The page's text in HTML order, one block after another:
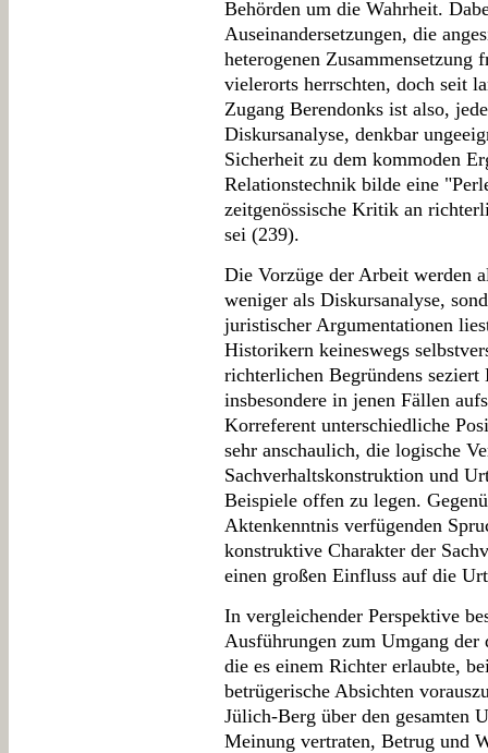
Behörden um die Wahrheit.
Auseinandersetzungen, die
heterogenen
vielerorts herrschten, doch seit
Zugang Berendonks ist also,
Diskursanalyse, denkbar
Sicherheit zu dem kommoden
Relationstechnik bilde eine
zeitgenössische Kritik an
sei (239).
Die Vorzüge der Arbeit werden
weniger als Diskursanalyse,
juristischer Argumentationen
Historikern keineswegs
richterlichen Begründens
insbesondere in jenen Fällen
Korreferent unterschiedliche
sehr anschaulich, die logische
Sachverhaltskonstruktion und
Beispiele offen zu legen.
Aktenkenntnis verfügenden
konstruktive Charakter der
einen großen Einfluss auf die
In vergleichender Perspektive
Ausführungen zum Umgang
die es einem Richter erlaubte,
betrügerische Absichten
Jülich-Berg über den gesamten
Meinung vertraten, Betrug und